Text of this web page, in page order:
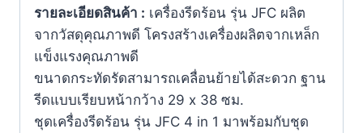
รายละเอียดสินค้า : เครื่องรีดร้อน รุ่น JFC ผลิต
จากวัสดุคุณภาพดี โครงสร้างเครื่องผลิตจากเหล็ก
แข็งแรงคุณภาพดี
ขนาดกระทัดรัดสามารถเคลื่อนย้ายได้สะดวก ฐาน
รีดแบบเรียบหน้ากว้าง 29 x 38 ซม.
ชุดเครื่องรีดร้อน รุ่น JFC 4 in 1 มาพร้อมกับชุด